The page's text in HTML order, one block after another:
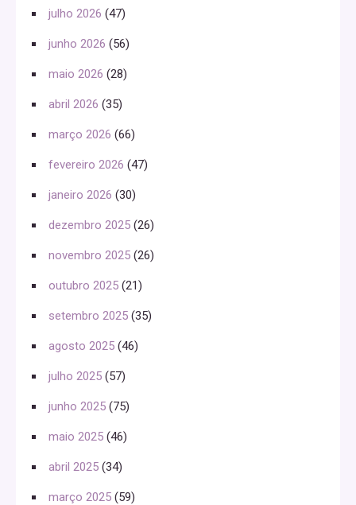
julho 2026 (47)
junho 2026 (56)
maio 2026 (28)
abril 2026 (35)
março 2026 (66)
fevereiro 2026 (47)
janeiro 2026 (30)
dezembro 2025 (26)
novembro 2025 (26)
outubro 2025 (21)
setembro 2025 (35)
agosto 2025 (46)
julho 2025 (57)
junho 2025 (75)
maio 2025 (46)
abril 2025 (34)
março 2025 (59)